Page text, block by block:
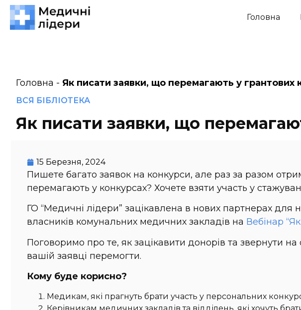
Головна
Головна - Як писати заявки, що перемагають у грантових
ВСЯ БІБЛІОТЕКА
Як писати заявки, що
15 Березня, 2024
Пишете багато заявок на конкурси, але раз за разом
перемагають у конкурсах? Хочете взяти участь у
ГО “Медичні лідери” зацікавлена в нових партнерах
власників комунальних медичних закладів на Вебінар
Поговоримо про те, як зацікавити донорів та звернути
вашій заявці перемогти.
Кому буде корисно?
Медикам, які прагнуть брати участь у персональних
Керівникам медичних закладів та відділень, які хочуть